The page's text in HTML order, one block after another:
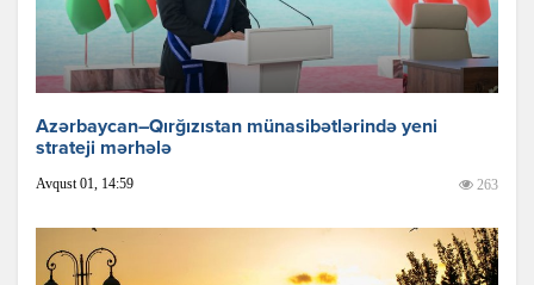
Azərbaycan–Qırğızıstan münasibətlərində yeni
strateji mərhələ
Avqust 01, 14:59 263